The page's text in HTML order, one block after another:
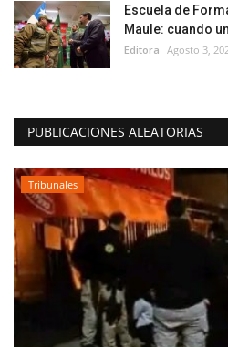
Escuela de
Maule: cuando
Editora Agosto 3,
PUBLICACIONES ALEATORIAS
Tribunales